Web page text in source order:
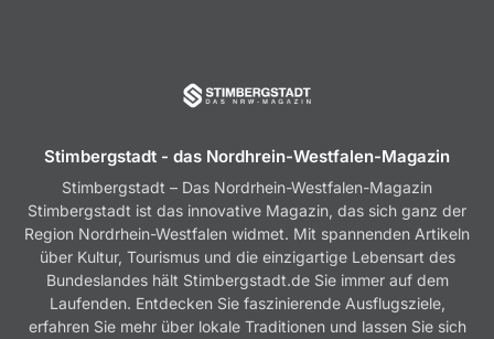
Stimbergstadt - das Nordhrein-Westfalen-Magazin
Stimbergstadt – Das Nordrhein-Westfalen-Magazin
Stimbergstadt ist das innovative Magazin, das sich ganz der
Region Nordrhein-Westfalen widmet. Mit spannenden Artikeln
über Kultur, Tourismus und die einzigartige Lebensart des
Bundeslandes hält Stimbergstadt.de Sie immer auf dem
Laufenden. Entdecken Sie faszinierende Ausflugsziele,
erfahren Sie mehr über lokale Traditionen und lassen Sie sich